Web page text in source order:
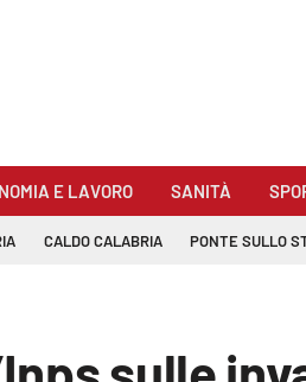
E LAVORO SANITÀ
CALDO CALABRIA PONTE SULLO